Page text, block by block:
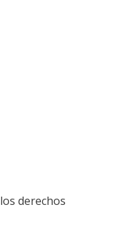
derechos